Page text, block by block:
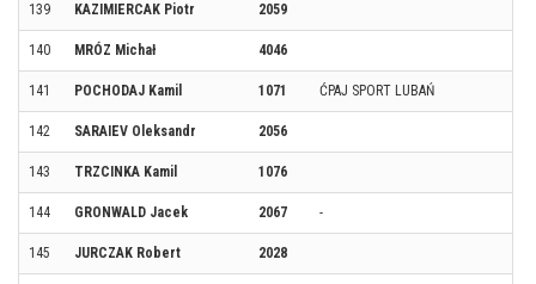
139 KAZIMIERCAK Piotr 2059
140 MRÓZ Michał 4046
141 POCHODAJ Kamil 1071 ĆPAJ SPORT LUBAŃ
142 SARAIEV Oleksandr 2056
143 TRZCINKA Kamil 1076
144 GRONWALD Jacek 2067 -
145 JURCZAK Robert 2028